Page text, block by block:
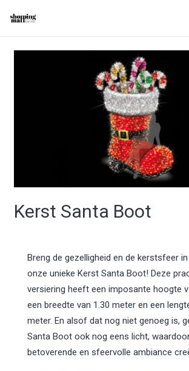
Kerst Santa Boot
Breng de gezelligheid en de kerstsfeer
onze unieke Kerst Santa Boot! Deze
versiering heeft een imposante hoogte
een breedte van 1.30 meter en een
meter. En alsof dat nog niet genoeg is,
Santa Boot ook nog eens licht,
betoverende en sfeervolle ambiance